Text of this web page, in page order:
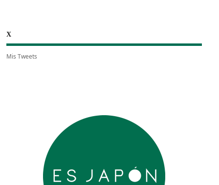
X
Mis Tweets